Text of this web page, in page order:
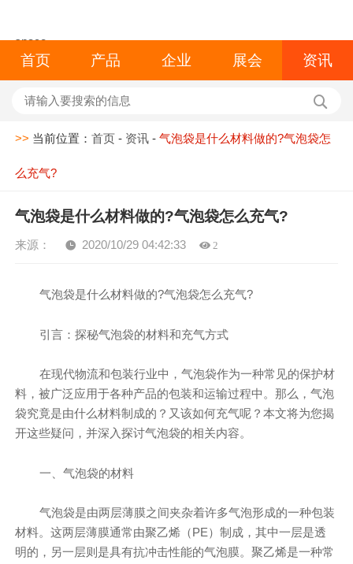
space
首页 产品 企业 展会 资讯
>> 当前位置：首页 - 资讯 -气泡袋是什么材料做的?气泡袋怎
么充气?
气泡袋是什么材料做的?气泡袋怎么充气?
来源： 2020/10/29 04:42:33 2
气泡袋是什么材料做的?气泡袋怎么充气?
引言：探秘气泡袋的材料和充气方式
在现代物流和包装行业中，气泡袋作为一种常见的保护材
料，被广泛应用于各种产品的包装和运输过程中。那么，气泡
袋究竟是由什么材料制成的？又该如何充气呢？本文将为您揭
开这些疑问，并深入探讨气泡袋的相关内容。
一、气泡袋的材料
气泡袋是由两层薄膜之间夹杂着许多气泡形成的一种包装
材料。这两层薄膜通常由聚乙烯（PE）制成，其中一层是透
明的，另一层则是具有抗冲击性能的气泡膜。聚乙烯是一种常